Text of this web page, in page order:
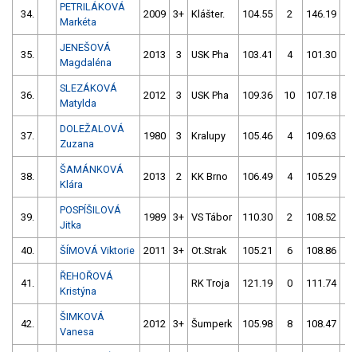
34.
PETRILÁKOVÁ
Markéta
2009 3+ Klášter. 104.55 2 146.19
35.
JENEŠOVÁ
Magdaléna
2013 3 USK Pha 103.41 4 101.30
36.
SLEZÁKOVÁ
Matylda
2012 3 USK Pha 109.36 10 107.18
37.
DOLEŽALOVÁ
Zuzana
1980 3 Kralupy 105.46 4 109.63
38.
ŠAMÁNKOVÁ
Klára
2013 2 KK Brno 106.49 4 105.29
39.
POSPÍŠILOVÁ
Jitka
1989 3+ VS Tábor 110.30 2 108.52
40. ŠÍMOVÁ Viktorie 2011 3+ Ot.Strak 105.21 6 108.86
41.
ŘEHOŘOVÁ
Kristýna
RK Troja 121.19 0 111.74
42.
ŠIMKOVÁ
Vanesa
2012 3+ Šumperk 105.98 8 108.47